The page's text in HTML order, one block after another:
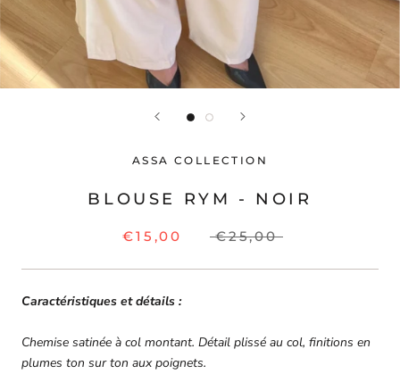
ASSA COLLECTION
BLOUSE RYM - NOIR
€15,00 €25,00
Caractéristiques et détails :
Chemise satinée à col montant. Détail plissé au col, finitions en
plumes ton sur ton aux poignets.